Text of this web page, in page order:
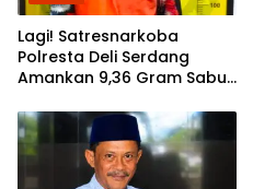
Lagi! Satresnarkoba
Polresta Deli Serdang
Amankan 9,36 Gram Sabu